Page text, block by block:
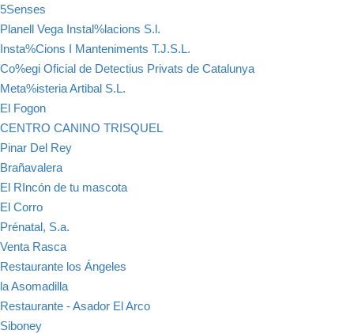
5Senses
Planell Vega Instal%lacions S.l.
Insta%Cions I Manteniments T.J.S.L.
Co%egi Oficial de Detectius Privats de Catalunya
Meta%isteria Artibal S.L.
El Fogon
CENTRO CANINO TRISQUEL
Pinar Del Rey
Brañavalera
El RIncón de tu mascota
El Corro
Prénatal, S.a.
Venta Rasca
Restaurante los Ángeles
la Asomadilla
Restaurante - Asador El Arco
Siboney